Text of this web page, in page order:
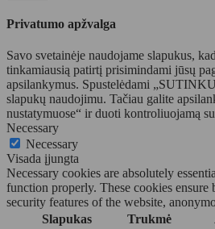
Privatumo apžvalga
Savo svetainėje naudojame slapukus,
tinkamiausią patirtį prisimindami jūsų
apsilankymus. Spustelėdami
slapukų naudojimu. Tačiau galite
nustatymuose“ ir duoti kontroliuojamą
Necessary
Necessary
Visada įjungta
Necessary cookies are absolutely
function properly. These cookies ensure
security features of the website,
Slapukas
Trukmė